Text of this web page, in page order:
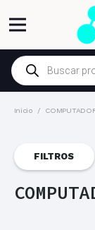
Búsqueda
de
productos
Inicio /
FILTROS